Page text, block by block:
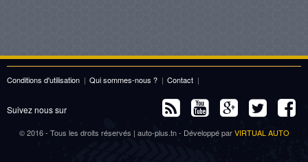
Conditions d'utilisation | Qui sommes-nous ? | Contact |
Suivez nous sur
© 2016 - Tous les droits réservés | auto-plus.tn - Développé parVIRTUAL AUTO